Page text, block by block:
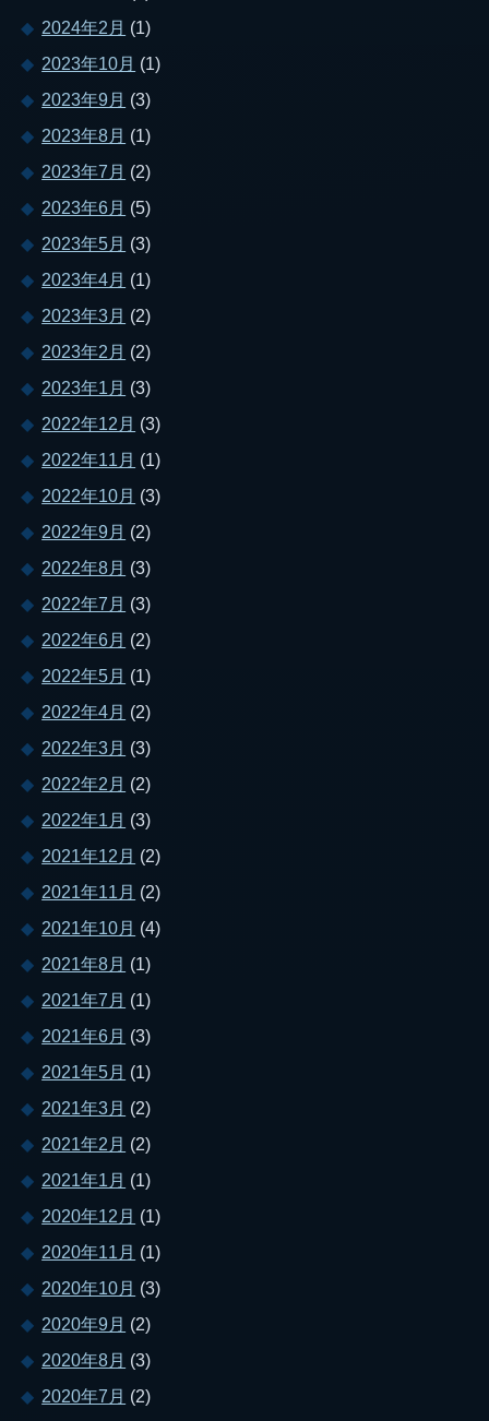
2024年2月 (1)
2023年10月 (1)
2023年9月 (3)
2023年8月 (1)
2023年7月 (2)
2023年6月 (5)
2023年5月 (3)
2023年4月 (1)
2023年3月 (2)
2023年2月 (2)
2023年1月 (3)
2022年12月 (3)
2022年11月 (1)
2022年10月 (3)
2022年9月 (2)
2022年8月 (3)
2022年7月 (3)
2022年6月 (2)
2022年5月 (1)
2022年4月 (2)
2022年3月 (3)
2022年2月 (2)
2022年1月 (3)
2021年12月 (2)
2021年11月 (2)
2021年10月 (4)
2021年8月 (1)
2021年7月 (1)
2021年6月 (3)
2021年5月 (1)
2021年3月 (2)
2021年2月 (2)
2021年1月 (1)
2020年12月 (1)
2020年11月 (1)
2020年10月 (3)
2020年9月 (2)
2020年8月 (3)
2020年7月 (2)